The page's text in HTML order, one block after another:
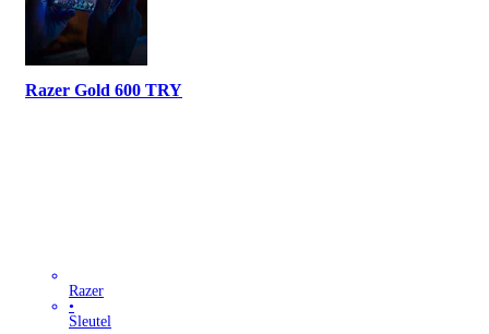
Razer Gold 600 TRY
Razer
•
Sleutel